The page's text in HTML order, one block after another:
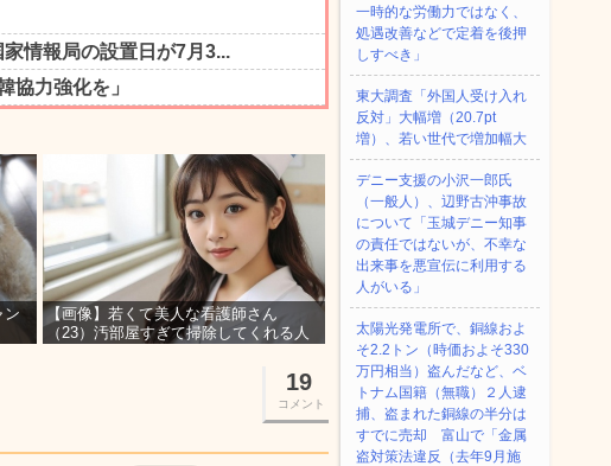
ン
【画像】若くて美人な看護師さん
（23）汚部屋すぎて掃除してくれる人
19
コメント
一時的な労働力ではなく、
処遇改善などで定着を後押
しすべき」
東大調査「外国人受け入れ
反対」大幅増（20.7pt
増）、若い世代で増加幅大
デニー支援の小沢一郎氏
（一般人）、辺野古沖事故
について「玉城デニー知事
の責任ではないが、不幸な
出来事を悪宣伝に利用する
人がいる」
太陽光発電所で、銅線およ
そ2.2トン（時価およそ330
万円相当）盗んだなど、ベ
トナム国籍（無職）２人逮
捕、盗まれた銅線の半分は
すでに売却 富山で「金属
盗対策法違反（去年9月施